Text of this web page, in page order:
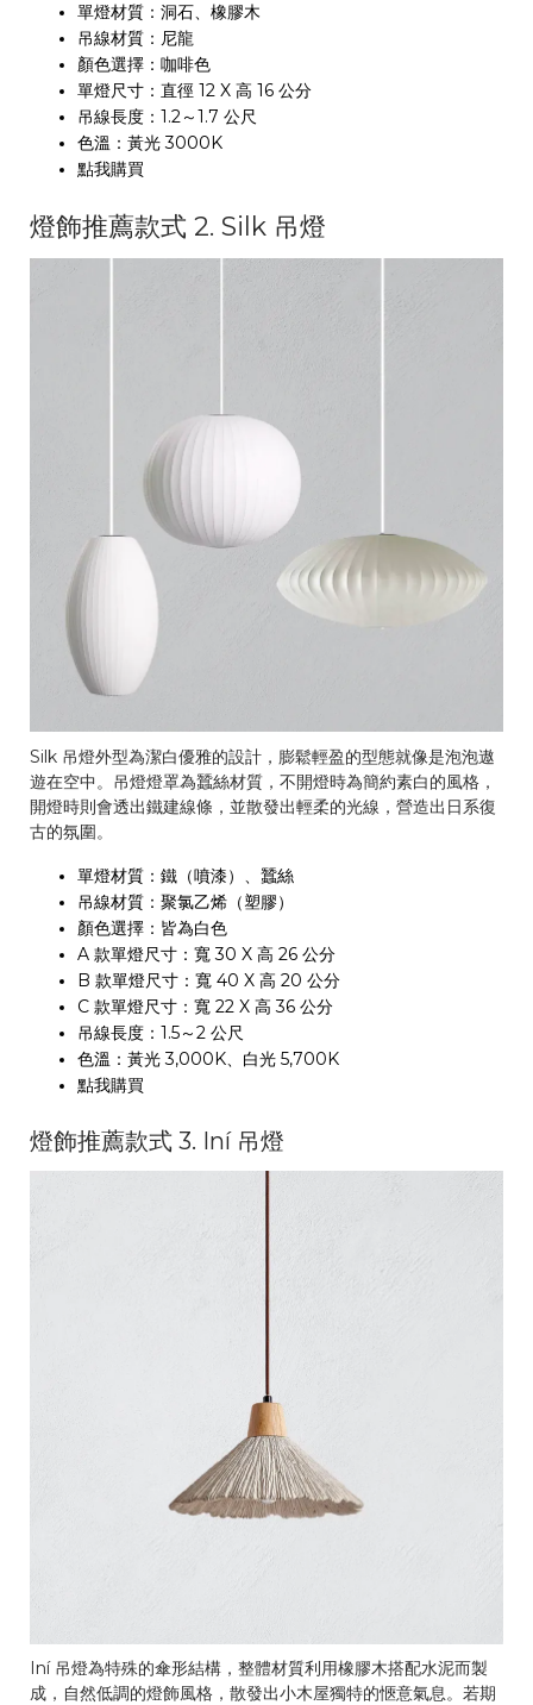
單燈材質：洞石、橡膠木
吊線材質：尼龍
顏色選擇：咖啡色
單燈尺寸：直徑 12 X 高 16 公分
吊線長度：1.2～1.7 公尺
色溫：黃光 3000K
點我購買
燈飾推薦款式 2. Silk 吊燈
Silk 吊燈外型為潔白優雅的設計，膨鬆輕盈的型態就像是泡泡遨
遊在空中。吊燈燈罩為蠶絲材質，不開燈時為簡約素白的風格，
開燈時則會透出鐵建線條，並散發出輕柔的光線，營造出日系復
古的氛圍。
單燈材質：鐵（噴漆）、蠶絲
吊線材質：聚氯乙烯（塑膠）
顏色選擇：皆為白色
A 款單燈尺寸：寬 30 X 高 26 公分
B 款單燈尺寸：寬 40 X 高 20 公分
C 款單燈尺寸：寬 22 X 高 36 公分
吊線長度：1.5～2 公尺
色溫：黃光 3,000K、白光 5,700K
點我購買
燈飾推薦款式 3. Iní 吊燈
Iní 吊燈為特殊的傘形結構，整體材質利用橡膠木搭配水泥而製
成，自然低調的燈飾風格，散發出小木屋獨特的愜意氣息。若期